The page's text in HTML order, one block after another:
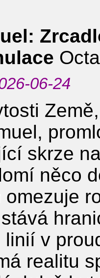
06-24
Země,
skrze
něco
linií v
realitu